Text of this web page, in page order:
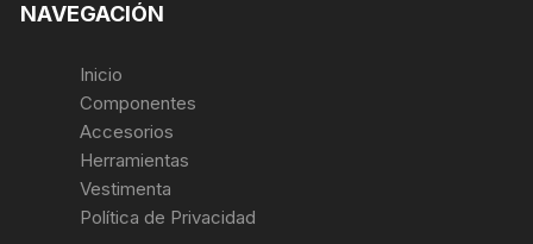
NAVEGACIÓN
Inicio
Componentes
Accesorios
Herramientas
Vestimenta
Política de Privacidad